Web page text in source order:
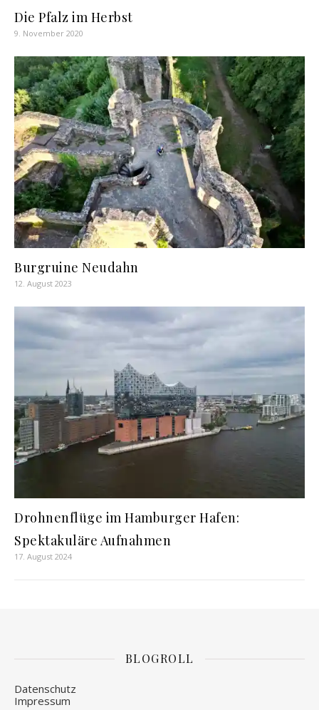
Die Pfalz im Herbst
9. November 2020
Burgruine Neudahn
12. August 2023
Drohnenflüge im Hamburger Hafen:
Spektakuläre Aufnahmen
17. August 2024
BLOGROLL
Datenschutz
Impressum